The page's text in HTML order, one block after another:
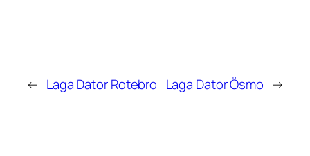
← Laga Dator Rotebro Laga Dator Ösmo →